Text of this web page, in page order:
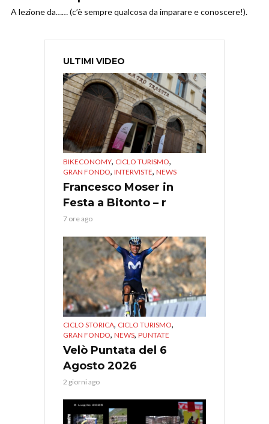
A lezione da…… (c’è sempre qualcosa da imparare e conoscere!).
ULTIMI VIDEO
BIKECONOMY, CICLO TURISMO,
GRAN FONDO, INTERVISTE, NEWS
Francesco Moser in
Festa a Bitonto – r
7 ore ago
CICLO STORICA, CICLO TURISMO,
GRAN FONDO, NEWS, PUNTATE
Velò Puntata del 6
Agosto 2026
2 giorni ago